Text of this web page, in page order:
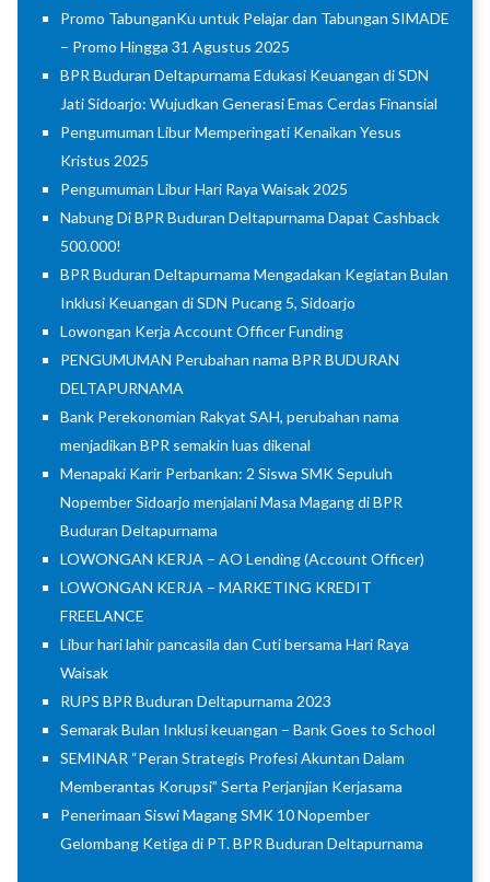
Promo TabunganKu untuk Pelajar dan Tabungan SIMADE
– Promo Hingga 31 Agustus 2025
BPR Buduran Deltapurnama Edukasi Keuangan di SDN
Jati Sidoarjo: Wujudkan Generasi Emas Cerdas Finansial
Pengumuman Libur Memperingati Kenaikan Yesus
Kristus 2025
Pengumuman Libur Hari Raya Waisak 2025
Nabung Di BPR Buduran Deltapurnama Dapat Cashback
500.000!
BPR Buduran Deltapurnama Mengadakan Kegiatan Bulan
Inklusi Keuangan di SDN Pucang 5, Sidoarjo
Lowongan Kerja Account Officer Funding
PENGUMUMAN Perubahan nama BPR BUDURAN
DELTAPURNAMA
Bank Perekonomian Rakyat SAH, perubahan nama
menjadikan BPR semakin luas dikenal
Menapaki Karir Perbankan: 2 Siswa SMK Sepuluh
Nopember Sidoarjo menjalani Masa Magang di BPR
Buduran Deltapurnama
LOWONGAN KERJA – AO Lending (Account Officer)
LOWONGAN KERJA – MARKETING KREDIT
FREELANCE
Libur hari lahir pancasila dan Cuti bersama Hari Raya
Waisak
RUPS BPR Buduran Deltapurnama 2023
Semarak Bulan Inklusi keuangan – Bank Goes to School
SEMINAR “Peran Strategis Profesi Akuntan Dalam
Memberantas Korupsi” Serta Perjanjian Kerjasama
Penerimaan Siswi Magang SMK 10 Nopember
Gelombang Ketiga di PT. BPR Buduran Deltapurnama